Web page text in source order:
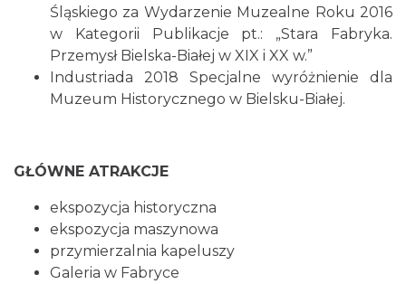
Śląskiego za Wydarzenie Muzealne Roku 2016
w Kategorii Publikacje pt.: „Stara Fabryka.
Przemysł Bielska-Białej w XIX i XX w.”
Industriada 2018 Specjalne wyróżnienie dla
Muzeum Historycznego w Bielsku-Białej.
GŁÓWNE ATRAKCJE
ekspozycja historyczna
ekspozycja maszynowa
przymierzalnia kapeluszy
Galeria w Fabryce